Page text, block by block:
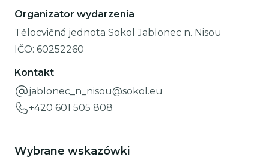
Organizator wydarzenia
Tělocvičná jednota Sokol Jablonec n. Nisou
IČO: 60252260
Kontakt
jablonec_n_nisou@sokol.eu
+420 601 505 808
Wybrane wskazówki